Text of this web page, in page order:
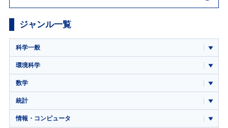
ジャンル一覧
科学一般
環境科学
数学
統計
情報・コンピュータ